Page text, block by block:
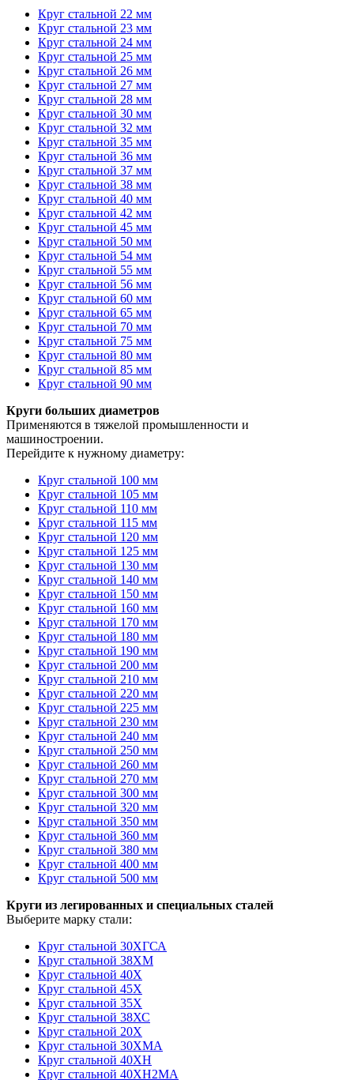
Круг стальной 22 мм
Круг стальной 23 мм
Круг стальной 24 мм
Круг стальной 25 мм
Круг стальной 26 мм
Круг стальной 27 мм
Круг стальной 28 мм
Круг стальной 30 мм
Круг стальной 32 мм
Круг стальной 35 мм
Круг стальной 36 мм
Круг стальной 37 мм
Круг стальной 38 мм
Круг стальной 40 мм
Круг стальной 42 мм
Круг стальной 45 мм
Круг стальной 50 мм
Круг стальной 54 мм
Круг стальной 55 мм
Круг стальной 56 мм
Круг стальной 60 мм
Круг стальной 65 мм
Круг стальной 70 мм
Круг стальной 75 мм
Круг стальной 80 мм
Круг стальной 85 мм
Круг стальной 90 мм
Круги больших диаметров
Применяются в тяжелой промышленности и
машиностроении.
Перейдите к нужному диаметру:
Круг стальной 100 мм
Круг стальной 105 мм
Круг стальной 110 мм
Круг стальной 115 мм
Круг стальной 120 мм
Круг стальной 125 мм
Круг стальной 130 мм
Круг стальной 140 мм
Круг стальной 150 мм
Круг стальной 160 мм
Круг стальной 170 мм
Круг стальной 180 мм
Круг стальной 190 мм
Круг стальной 200 мм
Круг стальной 210 мм
Круг стальной 220 мм
Круг стальной 225 мм
Круг стальной 230 мм
Круг стальной 240 мм
Круг стальной 250 мм
Круг стальной 260 мм
Круг стальной 270 мм
Круг стальной 300 мм
Круг стальной 320 мм
Круг стальной 350 мм
Круг стальной 360 мм
Круг стальной 380 мм
Круг стальной 400 мм
Круг стальной 500 мм
Круги из легированных и специальных сталей
Выберите марку стали:
Круг стальной 30ХГСА
Круг стальной 38ХМ
Круг стальной 40Х
Круг стальной 45Х
Круг стальной 35Х
Круг стальной 38ХС
Круг стальной 20Х
Круг стальной 30ХМА
Круг стальной 40ХН
Круг стальной 40ХН2МА